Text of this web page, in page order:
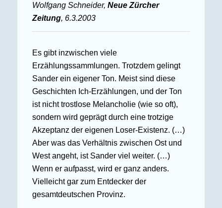
Wolfgang Schneider, Neue Zürcher
Zeitung, 6.3.2003
Es gibt inzwischen viele
Erzählungssammlungen. Trotzdem gelingt
Sander ein eigener Ton. Meist sind diese
Geschichten Ich-Erzählungen, und der Ton
ist nicht trostlose Melancholie (wie so oft),
sondern wird geprägt durch eine trotzige
Akzeptanz der eigenen Loser-Existenz. (…)
Aber was das Verhältnis zwischen Ost und
West angeht, ist Sander viel weiter. (…)
Wenn er aufpasst, wird er ganz anders.
Vielleicht gar zum Entdecker der
gesamtdeutschen Provinz.